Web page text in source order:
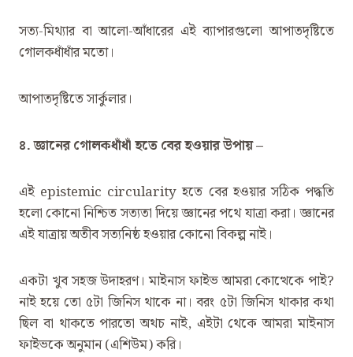
সত্য-মিথ্যার বা আলো-আঁধারের এই ব্যাপারগুলো আপাতদৃষ্টিতে
গোলকধাঁধাঁর মতো।
আপাতদৃষ্টিতে সার্কুলার।
৪. জ্ঞানের গোলকধাঁধাঁ হতে বের হওয়ার উপায় –
এই epistemic circularity হতে বের হওয়ার সঠিক পদ্ধতি
হলো কোনো নিশ্চিত সত্যতা দিয়ে জ্ঞানের পথে যাত্রা করা। জ্ঞানের
এই যাত্রায় অতীব সত্যনিষ্ঠ হওয়ার কোনো বিকল্প নাই।
একটা খুব সহজ উদাহরণ। মাইনাস ফাইভ আমরা কোত্থেকে পাই?
নাই হয়ে তো ৫টা জিনিস থাকে না। বরং ৫টা জিনিস থাকার কথা
ছিল বা থাকতে পারতো অথচ নাই, এইটা থেকে আমরা মাইনাস
ফাইভকে অনুমান (এশিউম) করি।